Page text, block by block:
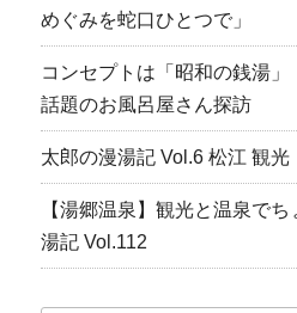
めぐみを蛇口ひとつで」
コンセプトは「昭和の銭湯」
話題のお風呂屋さん探訪
太郎の漫湯記 Vol.6 松江 観光
【湯郷温泉】観光と温泉で
湯記 Vol.112